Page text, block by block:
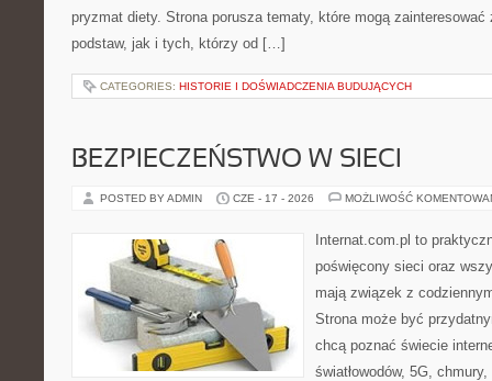
pryzmat diety. Strona porusza tematy, które mogą
podstaw, jak i tych, którzy od […]
CATEGORIES: HISTORIE I DOŚWIADCZENIA BUDUJĄCYCH
BEZPIECZEŃSTWO W SIECI
POSTED BY ADMIN CZE - 17 - 2026 MOŻLIWOŚĆ
Internat.com.pl to
poświęcony sieci oraz
mają związek z
Strona może być
chcą poznać świecie
światłowodów, 5G,